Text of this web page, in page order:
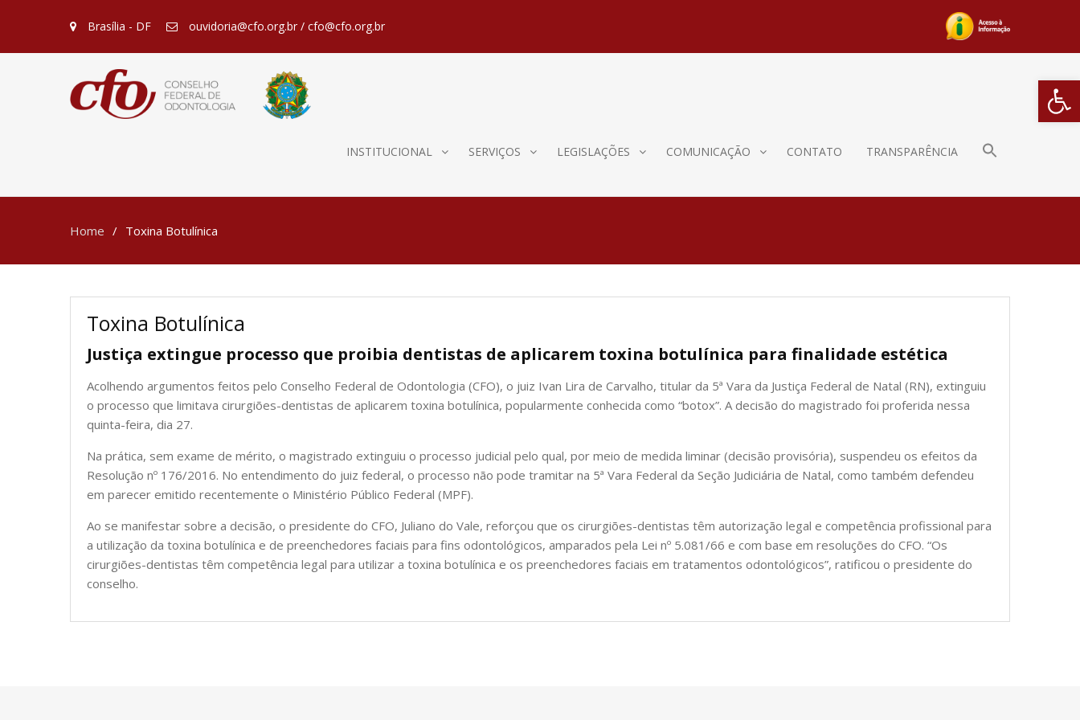
Barra de
Brasília - DF ouvidoria@cfo.org.br / cfo@cfo.org.br
INSTITUCIONAL SERVIÇOS LEGISLAÇÕES COMUNICAÇÃO CONTATO TRANSPARÊNCIA
Home Toxina Botulínica
Toxina Botulínica
Justiça extingue processo que proibia dentistas de aplicarem toxina botulínica para finalidade estética
Acolhendo argumentos feitos pelo Conselho Federal de Odontologia (CFO), o juiz Ivan Lira de Carvalho, titular da 5ª Vara da Justiça Federal de Natal (RN), extinguiu
o processo que limitava cirurgiões-dentistas de aplicarem toxina botulínica, popularmente conhecida como “botox”. A decisão do magistrado foi proferida nessa
quinta-feira, dia 27.
Na prática, sem exame de mérito, o magistrado extinguiu o processo judicial pelo qual, por meio de medida liminar (decisão provisória), suspendeu os efeitos da
Resolução nº 176/2016. No entendimento do juiz federal, o processo não pode tramitar na 5ª Vara Federal da Seção Judiciária de Natal, como também defendeu
em parecer emitido recentemente o Ministério Público Federal (MPF).
Ao se manifestar sobre a decisão, o presidente do CFO, Juliano do Vale, reforçou que os cirurgiões-dentistas têm autorização legal e competência profissional para
a utilização da toxina botulínica e de preenchedores faciais para fins odontológicos, amparados pela Lei nº 5.081/66 e com base em resoluções do CFO. “Os
cirurgiões-dentistas têm competência legal para utilizar a toxina botulínica e os preenchedores faciais em tratamentos odontológicos”, ratificou o presidente do
conselho.